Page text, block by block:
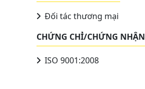
Đối tác thương mại
CHỨNG CHỈ/CHỨNG NHẬN
ISO 9001:2008